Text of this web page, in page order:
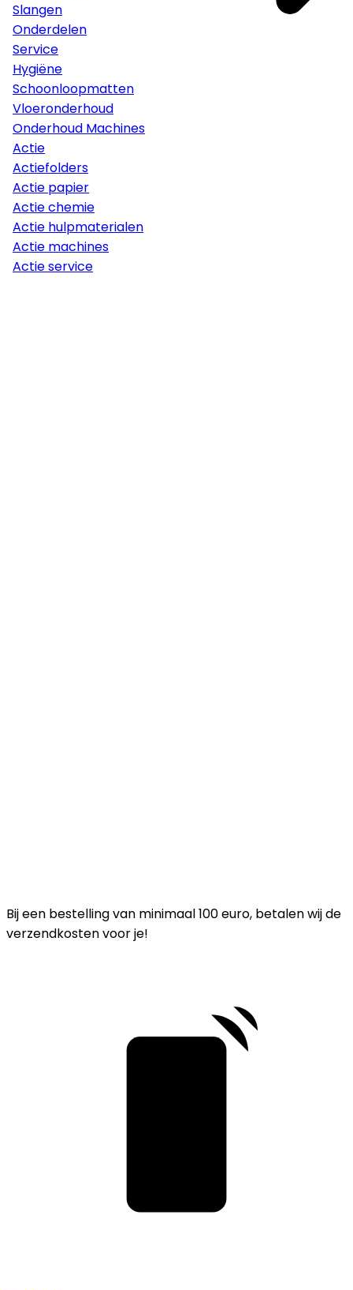
Bij een bestelling van minimaal 100 euro, betalen wij de
verzendkosten voor je!
Slangen
Onderdelen
Service
Hygiëne
Schoonloopmatten
Vloeronderhoud
Onderhoud Machines
Actie
Actiefolders
Actie papier
Actie chemie
Actie hulpmaterialen
Actie machines
Actie service